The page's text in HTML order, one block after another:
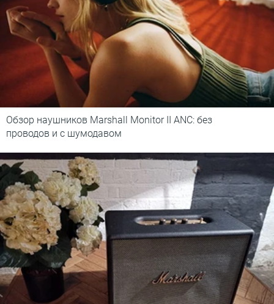
Обзор наушников Marshall Monitor II ANC: без
проводов и с шумодавом